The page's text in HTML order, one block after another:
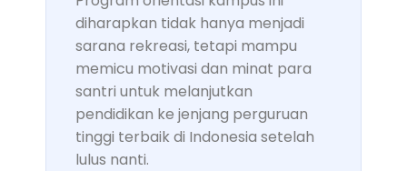
diharapkan tidak hanya menjadi
sarana rekreasi, tetapi mampu
memicu motivasi dan minat para
santri untuk melanjutkan
pendidikan ke jenjang perguruan
tinggi terbaik di Indonesia setelah
lulus nanti.